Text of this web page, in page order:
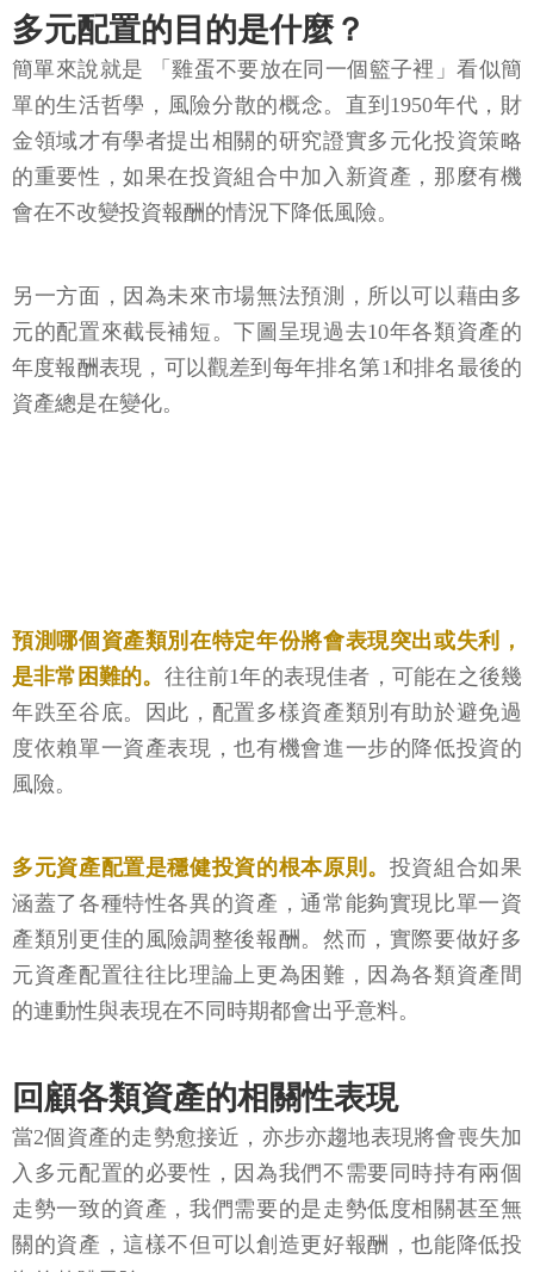
多元配置的目的是什麼？
簡單來說就是 「雞蛋不要放在同一個籃子裡」看似簡
單的生活哲學，風險分散的概念。直到1950年代，財
金領域才有學者提出相關的研究證實多元化投資策略
的重要性，如果在投資組合中加入新資產，那麼有機
會在不改變投資報酬的情況下降低風險。
另一方面，因為未來市場無法預測，所以可以藉由多
元的配置來截長補短。下圖呈現過去10年各類資產的
年度報酬表現，可以觀差到每年排名第1和排名最後的
資產總是在變化。
預測哪個資產類別在特定年份將會表現突出或失利，
是非常困難的。 往往前1年的表現佳者，可能在之後幾
年跌至谷底。因此，配置多樣資產類別有助於避免過
度依賴單一資產表現，也有機會進一步的降低投資的
風險。
多元資產配置是穩健投資的根本原則。 投資組合如果
涵蓋了各種特性各異的資產，通常能夠實現比單一資
產類別更佳的風險調整後報酬。然而，實際要做好多
元資產配置往往比理論上更為困難，因為各類資產間
的連動性與表現在不同時期都會出乎意料。
回顧各類資產的相關性表現
當2個資產的走勢愈接近，亦步亦趨地表現將會喪失加
入多元配置的必要性，因為我們不需要同時持有兩個
走勢一致的資產，我們需要的是走勢低度相關甚至無
關的資產，這樣不但可以創造更好報酬，也能降低投